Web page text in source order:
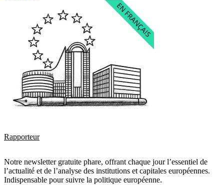
Rapporteur
Notre newsletter gratuite phare, offrant chaque jour l’essentiel de
l’actualité et de l’analyse des institutions et capitales européennes.
Indispensable pour suivre la politique européenne.